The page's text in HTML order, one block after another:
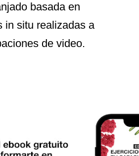
basada en
in situ realizadas a
de video.